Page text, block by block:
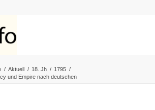
/ Aktuell / 18. Jh / 1795 /
und Empire nach deutschen